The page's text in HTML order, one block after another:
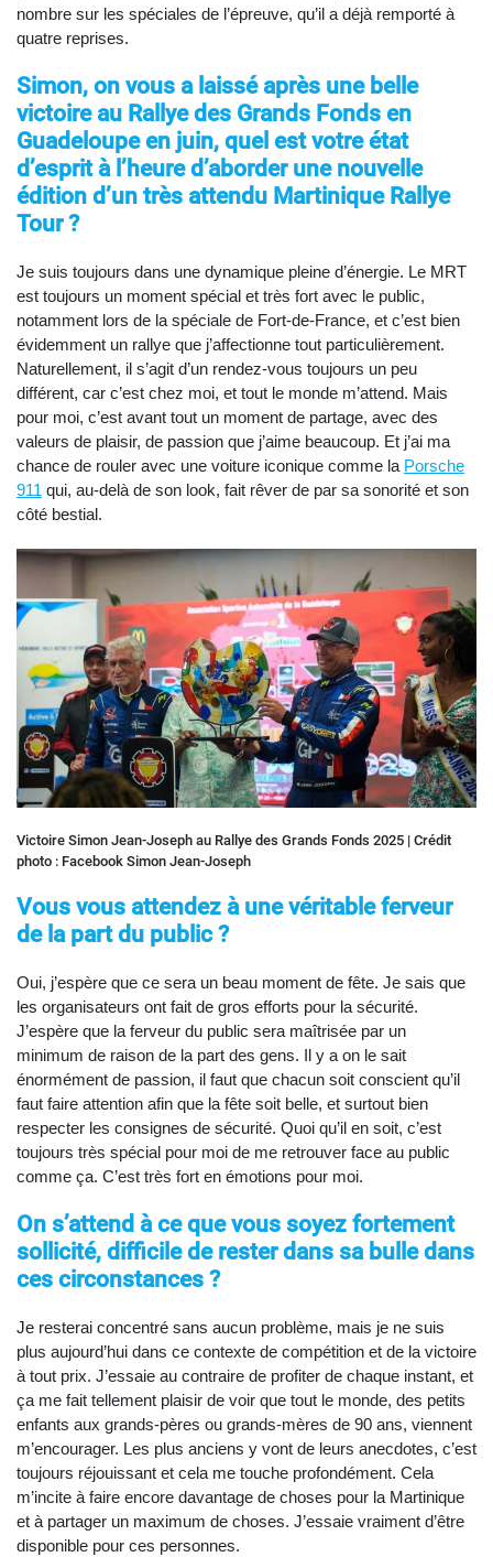
nombre sur les spéciales de l’épreuve, qu’il a déjà remporté à
quatre reprises.
Simon, on vous a laissé après une belle
victoire au Rallye des Grands Fonds en
Guadeloupe en juin, quel est votre état
d’esprit à l’heure d’aborder une nouvelle
édition d’un très attendu Martinique Rallye
Tour ?
Je suis toujours dans une dynamique pleine d’énergie. Le MRT
est toujours un moment spécial et très fort avec le public,
notamment lors de la spéciale de Fort-de-France, et c’est bien
évidemment un rallye que j’affectionne tout particulièrement.
Naturellement, il s’agit d’un rendez-vous toujours un peu
différent, car c’est chez moi, et tout le monde m’attend. Mais
pour moi, c’est avant tout un moment de partage, avec des
valeurs de plaisir, de passion que j’aime beaucoup. Et j’ai ma
chance de rouler avec une voiture iconique comme la Porsche
911 qui, au-delà de son look, fait rêver de par sa sonorité et son
côté bestial.
Victoire Simon Jean-Joseph au Rallye des Grands Fonds 2025 | Crédit
photo : Facebook Simon Jean-Joseph
Vous vous attendez à une véritable ferveur
de la part du public ?
Oui, j’espère que ce sera un beau moment de fête. Je sais que
les organisateurs ont fait de gros efforts pour la sécurité.
J’espère que la ferveur du public sera maîtrisée par un
minimum de raison de la part des gens. Il y a on le sait
énormément de passion, il faut que chacun soit conscient qu’il
faut faire attention afin que la fête soit belle, et surtout bien
respecter les consignes de sécurité. Quoi qu’il en soit, c’est
toujours très spécial pour moi de me retrouver face au public
comme ça. C’est très fort en émotions pour moi.
On s’attend à ce que vous soyez fortement
sollicité, difficile de rester dans sa bulle dans
ces circonstances ?
Je resterai concentré sans aucun problème, mais je ne suis
plus aujourd’hui dans ce contexte de compétition et de la victoire
à tout prix. J’essaie au contraire de profiter de chaque instant, et
ça me fait tellement plaisir de voir que tout le monde, des petits
enfants aux grands-pères ou grands-mères de 90 ans, viennent
m’encourager. Les plus anciens y vont de leurs anecdotes, c’est
toujours réjouissant et cela me touche profondément. Cela
m’incite à faire encore davantage de choses pour la Martinique
et à partager un maximum de choses. J’essaie vraiment d’être
disponible pour ces personnes.